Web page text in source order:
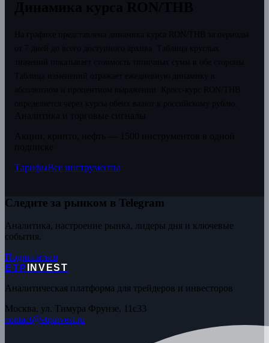
ТарифыВсе инструменты
Следите за рынком в Telegram
Аналитика, настроение рынка, лидеры дня и ключевые
события.
Подписаться
ETP
INVEST
Аналитическая платформа для трейдеров и инвесторов
Москва, ул. Тимура Фрунзе, 11с33
contact@etpinvest.ru